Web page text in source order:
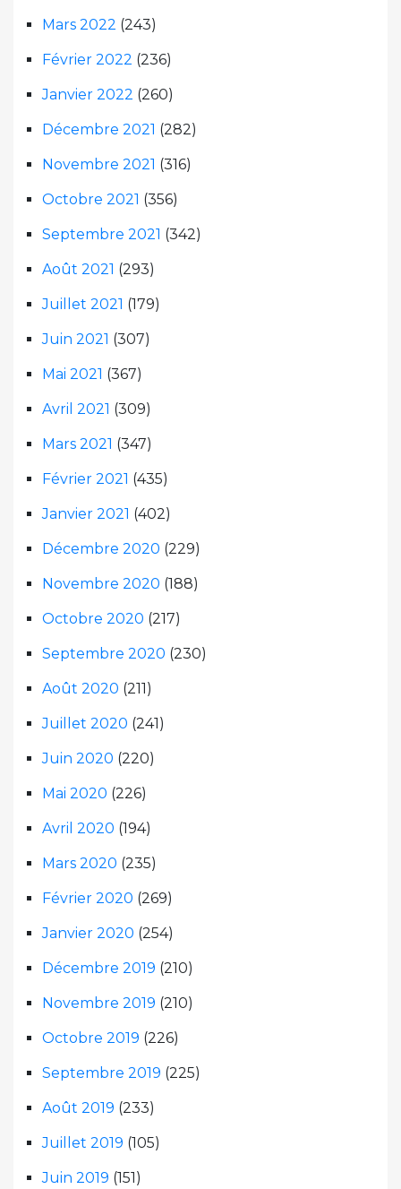
Mars 2022 (243)
Février 2022 (236)
Janvier 2022 (260)
Décembre 2021 (282)
Novembre 2021 (316)
Octobre 2021 (356)
Septembre 2021 (342)
Août 2021 (293)
Juillet 2021 (179)
Juin 2021 (307)
Mai 2021 (367)
Avril 2021 (309)
Mars 2021 (347)
Février 2021 (435)
Janvier 2021 (402)
Décembre 2020 (229)
Novembre 2020 (188)
Octobre 2020 (217)
Septembre 2020 (230)
Août 2020 (211)
Juillet 2020 (241)
Juin 2020 (220)
Mai 2020 (226)
Avril 2020 (194)
Mars 2020 (235)
Février 2020 (269)
Janvier 2020 (254)
Décembre 2019 (210)
Novembre 2019 (210)
Octobre 2019 (226)
Septembre 2019 (225)
Août 2019 (233)
Juillet 2019 (105)
Juin 2019 (151)